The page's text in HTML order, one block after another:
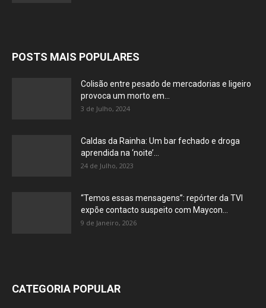
POSTS MAIS POPULARES
Colisão entre pesado de mercadorias e ligeiro
provoca um morto em...
3 de Julho, 2024
Caldas da Rainha: Um bar fechado e droga
aprendida na ‘noite’...
24 de Julho, 2023
“Temos essas mensagens”: repórter da TVI
expõe contacto suspeito com Maycon...
9 de Janeiro, 2026
CATEGORIA POPULAR